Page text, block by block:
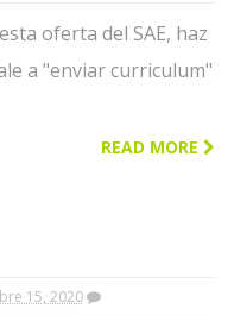
De
oferta del SAE, haz
a "enviar curriculum"
READ MORE
a O
15, 2020